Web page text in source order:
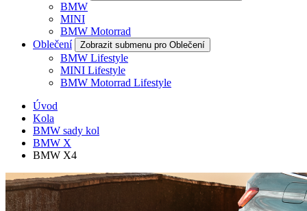
BMW
MINI
BMW Motorrad
Oblečení
Zobrazit submenu pro Oblečení
BMW Lifestyle
MINI Lifestyle
BMW Motorrad Lifestyle
Úvod
Kola
BMW sady kol
BMW X
BMW X4